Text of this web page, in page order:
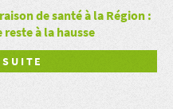
de santé à la Région :
à la hausse